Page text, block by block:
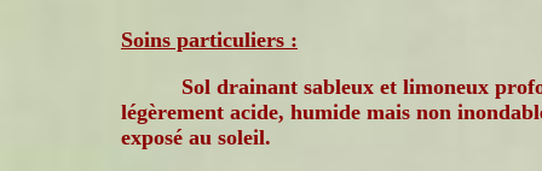
Soins particuliers :
Sol drainant sableux et limoneux
légèrement acide, humide mais non
exposé au soleil.